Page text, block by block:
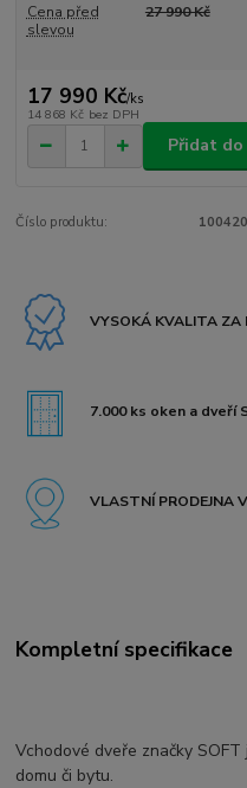
Cena před
slevou
27 990 Kč
17 990 Kč/ks
14 868 Kč bez DPH
Přidat do
Číslo produktu:
VYSOKÁ KVALITA ZA
7.000 ks oken a dveří
VLASTNÍ PRODEJNA
Kompletní specifikace
Vchodové dveře značky
domu či bytu.